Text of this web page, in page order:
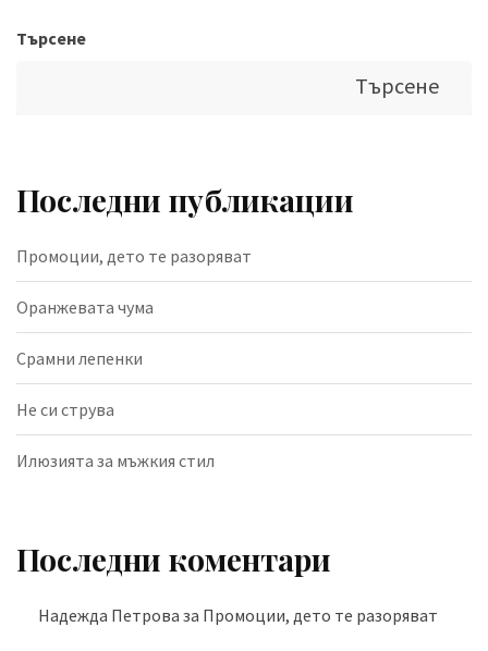
Търсене
Търсене
Последни публикации
Промоции, дето те разоряват
Оранжевата чума
Срамни лепенки
Не си струва
Илюзията за мъжкия стил
Последни коментари
Надежда Петрова за Промоции, дето те разоряват